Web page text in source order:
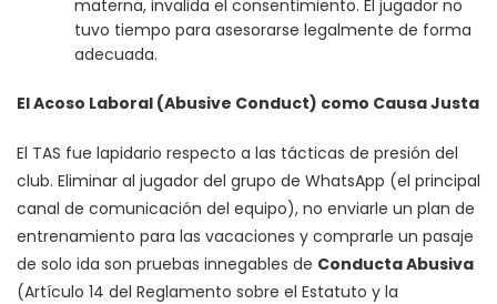
materna, invalida el consentimiento. El jugador no
tuvo tiempo para asesorarse legalmente de forma
adecuada.
El Acoso Laboral (Abusive Conduct) como Causa Justa
El TAS fue lapidario respecto a las tácticas de presión del
club. Eliminar al jugador del grupo de WhatsApp (el principal
canal de comunicación del equipo), no enviarle un plan de
entrenamiento para las vacaciones y comprarle un pasaje
de solo ida son pruebas innegables de Conducta Abusiva
(Artículo 14 del Reglamento sobre el Estatuto y la